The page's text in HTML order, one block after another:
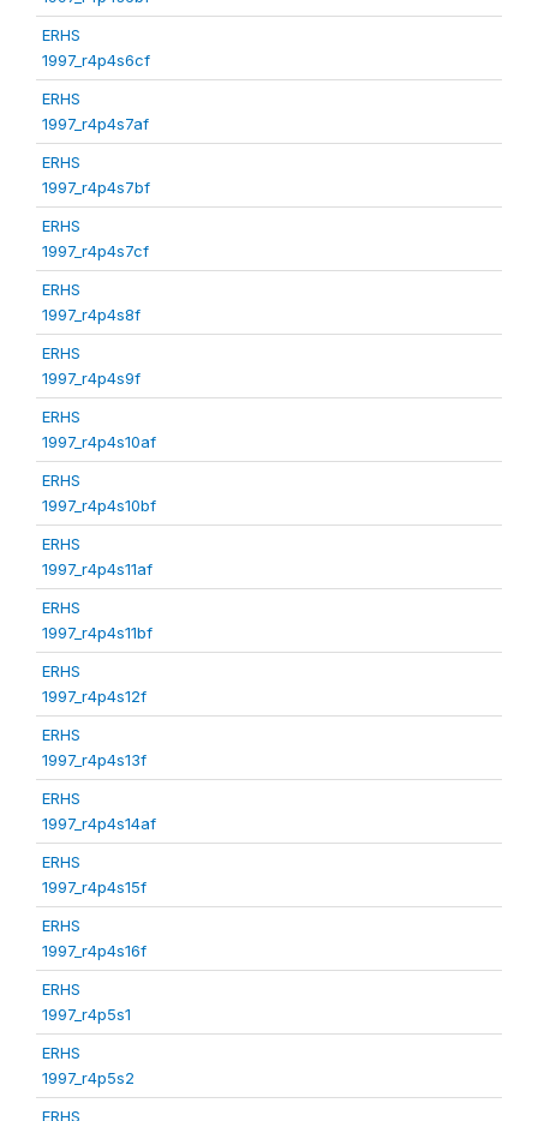
ERHS
1997_r4p4s6cf
ERHS
1997_r4p4s7af
ERHS
1997_r4p4s7bf
ERHS
1997_r4p4s7cf
ERHS
1997_r4p4s8f
ERHS
1997_r4p4s9f
ERHS
1997_r4p4s10af
ERHS
1997_r4p4s10bf
ERHS
1997_r4p4s11af
ERHS
1997_r4p4s11bf
ERHS
1997_r4p4s12f
ERHS
1997_r4p4s13f
ERHS
1997_r4p4s14af
ERHS
1997_r4p4s15f
ERHS
1997_r4p4s16f
ERHS
1997_r4p5s1
ERHS
1997_r4p5s2
ERHS